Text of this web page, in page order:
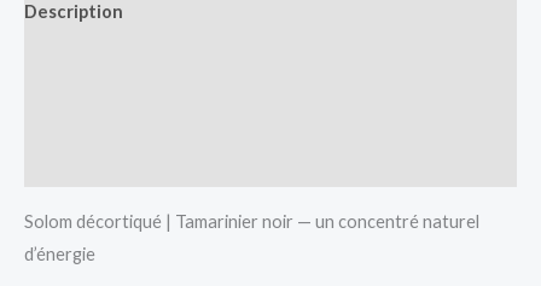
Description
Solom décortiqué | Tamarinier noir — un concentré naturel
d’énergie